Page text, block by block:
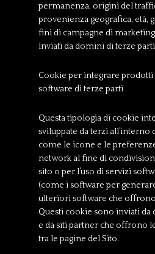
permanenza, origini del
provenienza geografica, età,
fini di campagne di
inviati da domini di terze
Cookie per integrare
software di terze parti
Questa tipologia di cookie
sviluppate da terzi all’interno
come le icone e le
network al fine di
sito o per l’uso di servizi
(come i software per
ulteriori software che
Questi cookie sono inviati
e da siti partner che offrono
tra le pagine del Sito.